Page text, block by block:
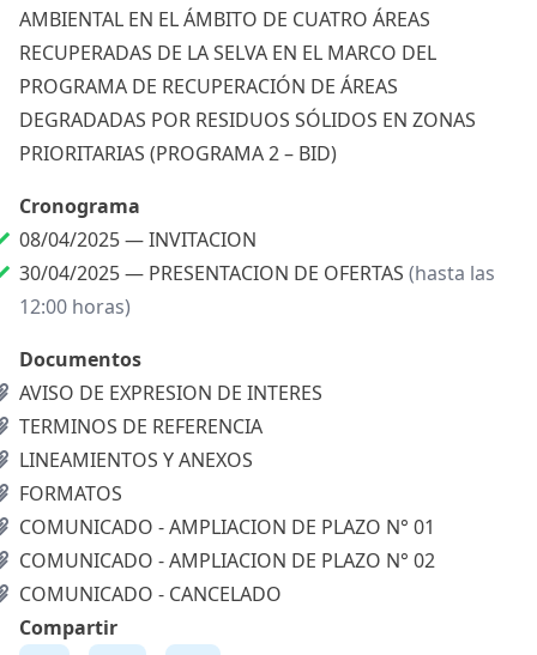
AMBIENTAL EN EL ÁMBITO DE CUATRO ÁREAS
RECUPERADAS DE LA SELVA EN EL MARCO DEL
PROGRAMA DE RECUPERACIÓN DE ÁREAS
DEGRADADAS POR RESIDUOS SÓLIDOS EN ZONAS
PRIORITARIAS (PROGRAMA 2 – BID)
Cronograma
08/04/2025 —INVITACION
30/04/2025 — PRESENTACION DE OFERTAS (hasta las
12:00 horas)
Documentos
AVISO DE EXPRESION DE INTERES
TERMINOS DE REFERENCIA
LINEAMIENTOS Y ANEXOS
FORMATOS
COMUNICADO - AMPLIACION DE PLAZO N° 01
COMUNICADO - AMPLIACION DE PLAZO N° 02
COMUNICADO - CANCELADO
Compartir